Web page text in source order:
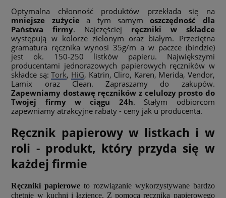
Optymalna chłonność produktów przekłada się na
mniejsze zużyciea tym samymoszczędność dla
Państwa firmy. Najczęściej ręczniki w składce
występują w kolorze zielonym oraz białym. Przeciętna
gramatura ręcznika wynosi 35g/m a w paczce (bindzie)
jest ok. 150-250 listków papieru. Największymi
producentami jednorazowych papierowych ręczników w
składce są:Tork, HiG, Katrin, Cliro, Karen, Merida, Vendor,
Lamix oraz Clean. Zapraszamy do zakupów.
Zapewniamy dostawę ręczników z celulozy prosto do
Twojej firmy w ciągu 24h. Stałym odbiorcom
zapewniamy atrakcyjne rabaty - ceny jak u producenta.
Ręcznik papierowy w listkach i w
roli - produkt, który przyda się w
każdej firmie
Ręczniki papierowe to rozwiązanie wykorzystywane bardzo
chętnie w kuchni i łazience. Z pomocą ręcznika papierowego